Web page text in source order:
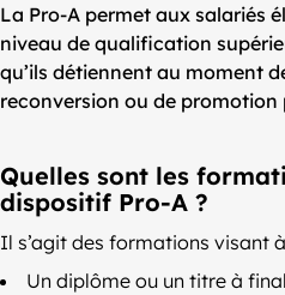
La Pro-A permet aux salariés
niveau de qualification
qu’ils détiennent au moment
reconversion ou de
Quelles sont les
dispositif Pro-A ?
Il s’agit des formations visant
Un diplôme ou un titre à